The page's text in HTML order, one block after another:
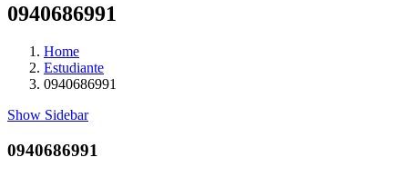
0940686991
Home
Estudiante
0940686991
Show Sidebar
0940686991